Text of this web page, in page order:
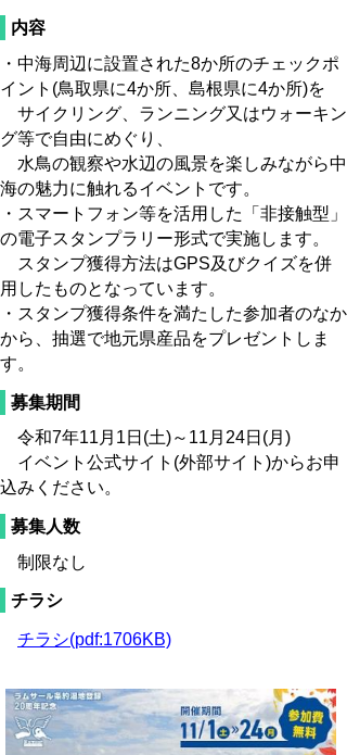
内容
・中海周辺に設置された8か所のチェックポ
イント(鳥取県に4か所、島根県に4か所)を
サイクリング、ランニング又はウォーキン
グ等で自由にめぐり、
水鳥の観察や水辺の風景を楽しみながら中
海の魅力に触れるイベントです。
・スマートフォン等を活用した「非接触型」
の電子スタンプラリー形式で実施します。
スタンプ獲得方法はGPS及びクイズを併
用したものとなっています。
・スタンプ獲得条件を満たした参加者のなか
から、抽選で地元県産品をプレゼントしま
す。
募集期間
令和7年11月1日(土)～11月24日(月)
イベント公式サイト(外部サイト)からお申
込みください。
募集人数
制限なし
チラシ
チラシ(pdf:1706KB)